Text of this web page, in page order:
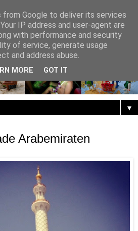
▼
Arabemiraten
from Google to deliver its services
IP address and user-agent are
with performance and security
of service, generate usage
and address abuse.
MORE GOT IT